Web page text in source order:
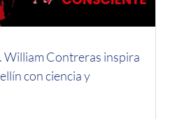
William Contreras inspira
con ciencia y